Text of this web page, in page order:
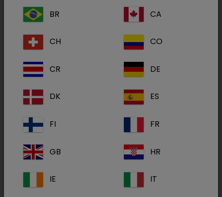
alimento dietético completo para cães adultos para
BR CA
CH CO
CR DE
DK ES
FI FR
GB HR
IE IT